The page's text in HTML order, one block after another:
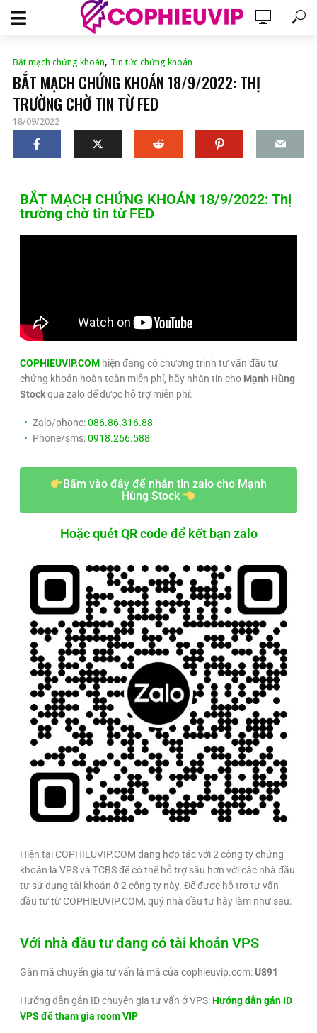
Bắt mạch chứng khoán, Tin tức chứng khoán
BẮT MẠCH CHỨNG KHOÁN 18/9/2022: THỊ
TRƯỜNG CHỜ TIN TỪ FED
18/09/2022
BẮT MẠCH CHỨNG KHOÁN 18/9/2022: Thị
trường chờ tin từ FED
COPHIEUVIP.COM hiện đang có chương trình tư vấn đầu tư
chứng khoán hoàn toàn miễn phí, hãy nhắn tin cho Mạnh Hùng
Stockqua zalo để được hỗ trợ miễn phí:
Zalo/phone:086.86.316.88
Phone/sms:0918.266.588
Bấm vào đây để nhắn tin zalo cho Mạnh
Hùng Stock
Hoặc quét QR code để kết bạn zalo
Hiện tại COPHIEUVIP.COM đang hợp tác với 2 công ty chứng
khoán là VPS và TCBS để có thể hỗ trợ sâu hơn với các nhà đầu
tư sử dụng tài khoản ở 2 công ty này. Để được hỗ trợ tư vấn
đầu tư từ COPHIEUVIP.COM, quý nhà đầu tư hãy làm như sau:
Với nhà đầu tư đang có tài khoản VPS
Gắn mã chuyển gia tư vấn là mã của cophieuvip.com:U891
Hướng dẫn gắn ID chuyên gia tư vấn ở VPS:Hướng dẫn gán ID
VPS để tham gia room VIP